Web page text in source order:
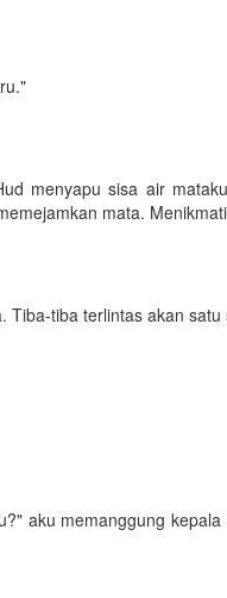
menyapu sisa air
mata.
Tiba-tiba terlintas akan satu
aku memanggung